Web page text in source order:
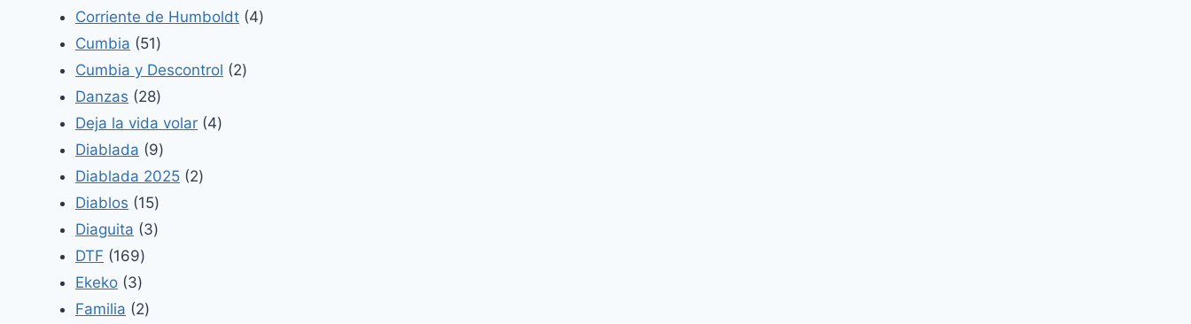
productos
Corriente de Humboldt 44
Cumbia 5151
productos
Cumbia y Descontrol 22
Danzas 2828
productos
Deja la vida volar 44
Diablada 99
productos
Diablada 2025 22
Diablos 1515
productos
Diaguita 33
DTF 169169
productos
Ekeko 33
productos
Familia 22